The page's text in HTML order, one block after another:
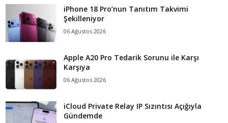
iPhone 18 Pro’nun Tanıtım Takvimi
Şekilleniyor
06 Ağustos 2026
Apple A20 Pro Tedarik Sorunu ile Karşı
Karşıya
06 Ağustos 2026
iCloud Private Relay IP Sızıntısı Açığıyla
Gündemde